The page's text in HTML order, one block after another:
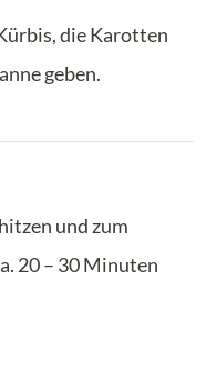
die Karotten
geben.
und zum
20 – 30 Minuten